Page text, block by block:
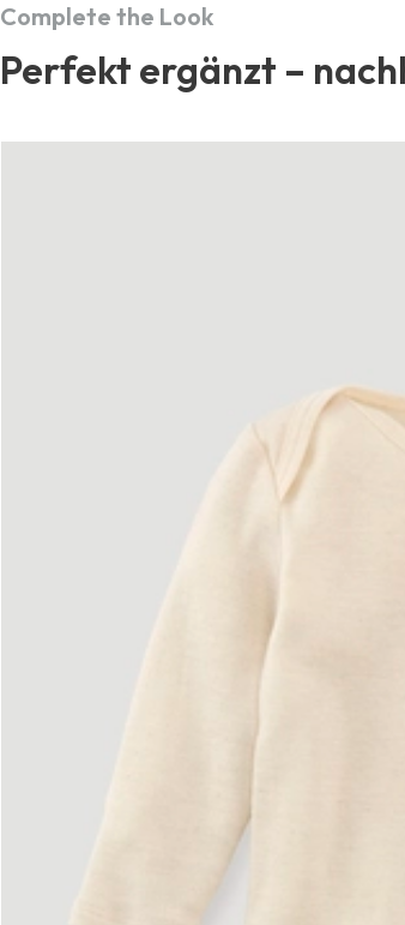
Complete the Look
Perfekt ergänzt –